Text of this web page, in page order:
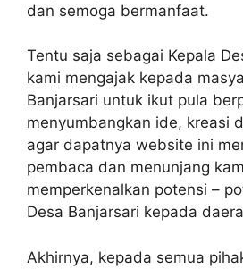
dan semoga bermanfaat.
Tentu saja sebagai Kepala
kami mengajak kepada
Banjarsari untuk ikut pula
menyumbangkan ide, kreasi
agar dapatnya website ini
pembaca dan menunjang
memperkenalkan potensi –
Desa Banjarsari kepada
Akhirnya, kepada semua